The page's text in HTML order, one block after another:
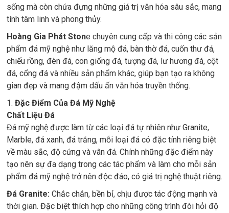
sống mà còn chứa đựng những giá trị văn hóa sâu sắc, mang
tính tâm linh và phong thủy.
Hoàng Gia Phát Stone chuyên cung cấp và thi công các sản
phẩm đá mỹ nghệ như lăng mộ đá, bàn thờ đá, cuốn thư đá,
chiếu rồng, đèn đá, con giống đá, tượng đá, lư hương đá, cột
đá, cổng đá và nhiều sản phẩm khác, giúp bạn tạo ra không
gian đẹp và mang đậm dấu ấn văn hóa truyền thống.
1. Đặc Điểm Của Đá Mỹ Nghệ
Chất Liệu Đá
Đá mỹ nghệ được làm từ các loại đá tự nhiên như Granite,
Marble, đá xanh, đá trắng, mỗi loại đá có đặc tính riêng biệt
về màu sắc, độ cứng và vân đá. Chính những đặc điểm này
tạo nên sự đa dạng trong các tác phẩm và làm cho mỗi sản
phẩm đá mỹ nghệ trở nên độc đáo, có giá trị nghệ thuật riêng.
Đá Granite: Chắc chắn, bền bỉ, chịu được tác động mạnh và
thời gian. Đặc biệt thích hợp cho những công trình đòi hỏi độ